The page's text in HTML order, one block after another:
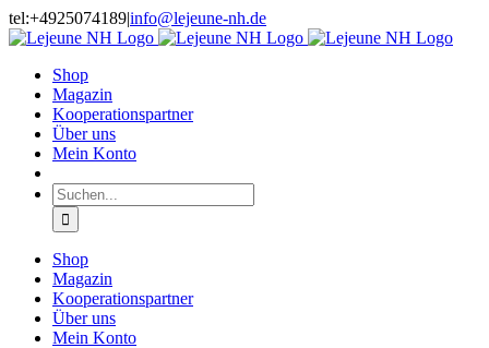
Skip
to
tel:+4925074189|info@lejeune-nh.de
Facebook
Instagram
Shop
Magazin
Kooperationspartner
Über uns
Mein Konto
Suche
nach:
Shop
Magazin
Kooperationspartner
Über uns
Mein Konto